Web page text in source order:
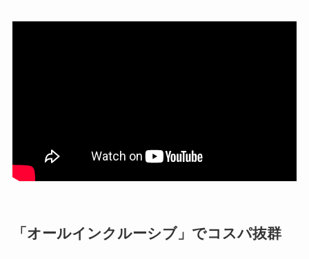
「オールインクルーシブ」でコスパ抜群